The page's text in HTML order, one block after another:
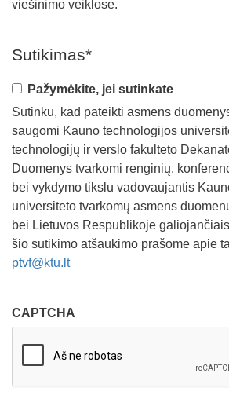
viešinimo veiklose.
Sutikimas*
Pažymėkite, jei sutinkate
Sutinku, kad pateikti asmens
saugomi Kauno technologijos
technologijų ir verslo fakulteto
Duomenys tvarkomi renginių,
bei vykdymo tikslu vadovaujantis
universiteto tvarkomų asmens
bei Lietuvos Respublikoje
šio sutikimo atšaukimo prašome apie
ptvf@ktu.lt
CAPTCHA